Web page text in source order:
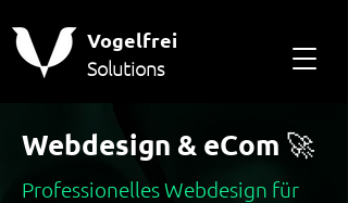
Vogelfrei
Solutions
Webdesign & eCom 🚀
Professionelles Webdesign für